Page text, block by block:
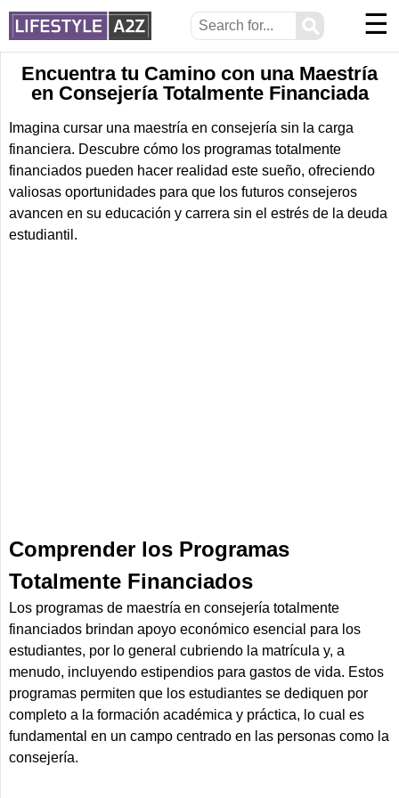
⚲ ☰
Encuentra tu Camino con una Maestría
en Consejería Totalmente Financiada
Imagina cursar una maestría en consejería sin la carga
financiera. Descubre cómo los programas totalmente
financiados pueden hacer realidad este sueño, ofreciendo
valiosas oportunidades para que los futuros consejeros
avancen en su educación y carrera sin el estrés de la deuda
estudiantil.
Comprender los Programas
Totalmente Financiados
Los programas de maestría en consejería totalmente
financiados brindan apoyo económico esencial para los
estudiantes, por lo general cubriendo la matrícula y, a
menudo, incluyendo estipendios para gastos de vida. Estos
programas permiten que los estudiantes se dediquen por
completo a la formación académica y práctica, lo cual es
fundamental en un campo centrado en las personas como la
consejería.